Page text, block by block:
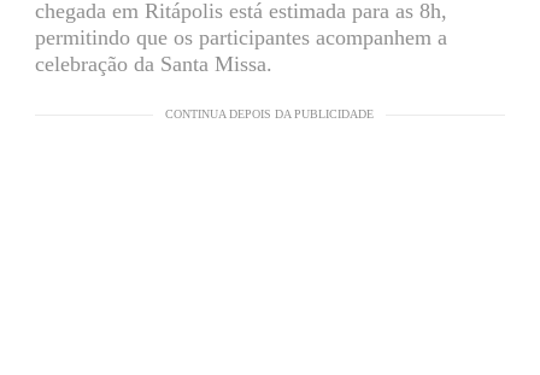
chegada em Ritápolis está estimada para as 8h,
permitindo que os participantes acompanhem a
celebração da Santa Missa.
CONTINUA DEPOIS DA PUBLICIDADE